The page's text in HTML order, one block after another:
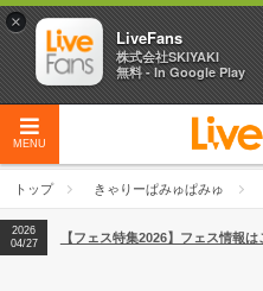
MENU
トップ きゃりーぱみゅぱみゅ
2026
04/27
2026
【ライブ動員ランキング】2026
2026
04/27
【フェス特集2026】フェス情報は
×
LiveFans
株式会社SKIYAKI
無料 - In Google Play